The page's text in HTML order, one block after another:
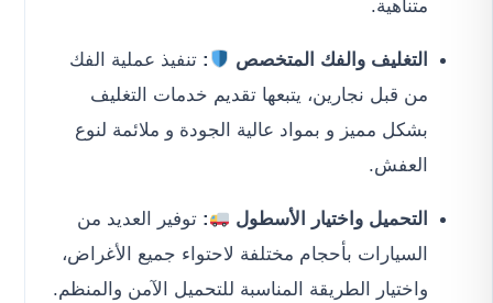
متناهية.
التغليف والفك المتخصص : تنفيذ عملية الفك
من قبل نجارين، يتبعها تقديم خدمات التغليف
بشكل مميز و بمواد عالية الجودة و ملائمة لنوع
العفش.
التحميل واختيار الأسطول : توفير العديد من
السيارات بأحجام مختلفة لاحتواء جميع الأغراض،
واختيار الطريقة المناسبة للتحميل الآمن والمنظم.